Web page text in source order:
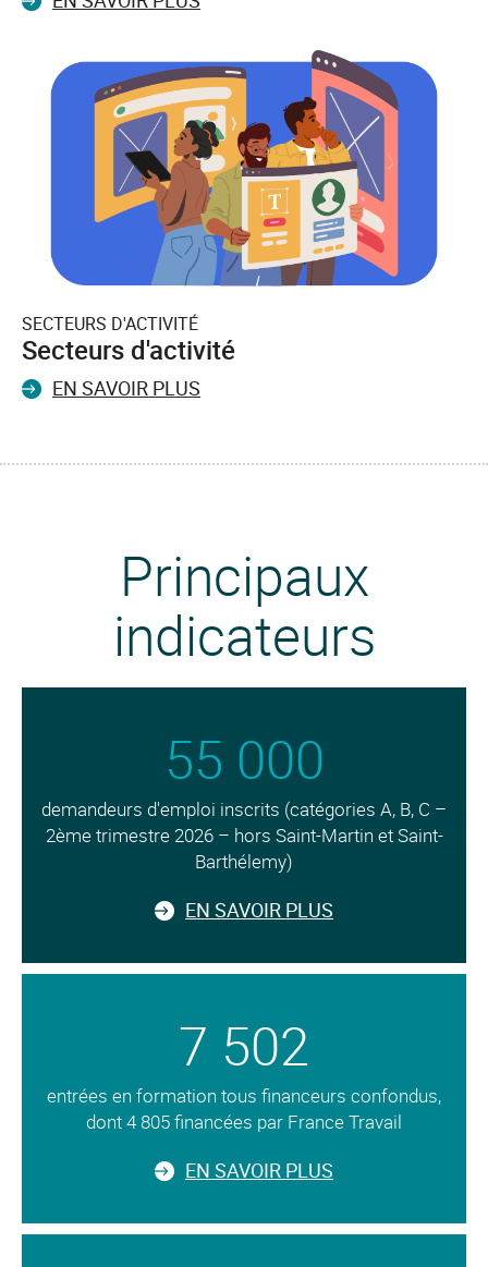
SECTEURS D'ACTIVITÉ
Secteurs d'activité
EN SAVOIR PLUS
Principaux
indicateurs
55 000
demandeurs d'emploi inscrits (catégories A, B, C –
2ème trimestre 2026 – hors Saint-Martin et Saint-
Barthélemy)
EN SAVOIR PLUS
7 502
entrées en formation tous financeurs confondus,
dont 4 805 financées par France Travail
EN SAVOIR PLUS